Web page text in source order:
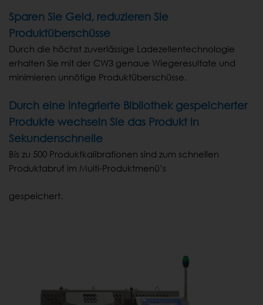
Sparen Sie Geld, reduzieren Sie
Produktüberschüsse
Durch die höchst zuverlässige Ladezellentechnologie
erhalten Sie mit der CW3 genaue Wiegeresultate und
minimieren unnötige Produktüberschüsse.
Durch eine integrierte Bibliothek gespeicherter
Produkte wechseln Sie das Produkt in
Sekundenschnelle
Bis zu 500 Produktkalibrationen sind zum schnellen
Produktabruf im Multi-Produktmenü’s
gespeichert.